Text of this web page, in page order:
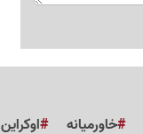
خاورمیانه اوکراین